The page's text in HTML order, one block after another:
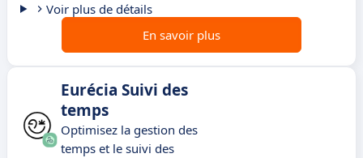
Voir plus de détails
En savoir plus
Eurécia Suivi des
temps
Optimisez la gestion des
temps et le suivi des